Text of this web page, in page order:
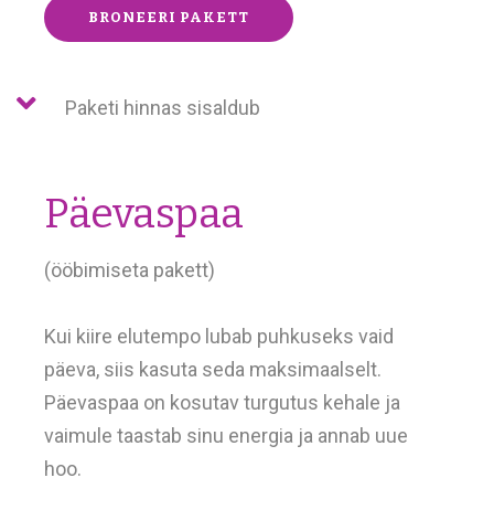
BRONEERI PAKETT
Paketi hinnas sisaldub
Päevaspaa
(ööbimiseta pakett)
Kui kiire elutempo lubab puhkuseks vaid
päeva, siis kasuta seda maksimaalselt.
Päevaspaa on kosutav turgutus kehale ja
vaimule taastab sinu energia ja annab uue
hoo.